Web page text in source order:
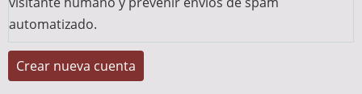
automatizado.